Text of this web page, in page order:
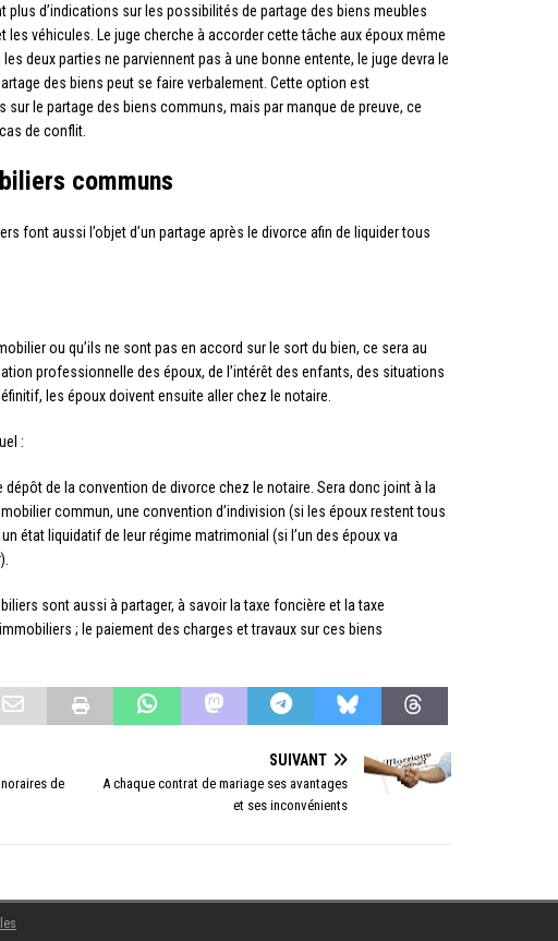
plus d’indications sur les possibilités de partage des biens meubles
véhicules. Le juge cherche à accorder cette tâche aux époux même
deux parties ne parviennent pas à une bonne entente, le juge devra le
des biens peut se faire verbalement. Cette option est
le partage des biens communs, mais par manque de preuve, ce
de conflit.
communs
font aussi l’objet d’un partage après le divorce afin de liquider tous
ou qu’ils ne sont pas en accord sur le sort du bien, ce sera au
professionnelle des époux, de l’intérêt des enfants, des situations
les époux doivent ensuite aller chez le notaire.
:
de la convention de divorce chez le notaire. Sera donc joint à la
commun, une convention d’indivision (si les époux restent tous
état liquidatif de leur régime matrimonial (si l’un des époux va
sont aussi à partager, à savoir la taxe foncière et la taxe
; le paiement des charges et travaux sur ces biens
de
SUIVANT
A chaque contrat de mariage ses avantages
et ses inconvénients